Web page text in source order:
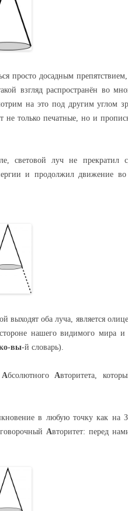
просто досадным
взгляд распространён во
на это под другим углом
не только печатные, но и
световой луч не прекратил
и продолжил движение
выходят оба луча, является
нашего видимого мира и
вы-й словарь).
АбсолютногоАвторитета,
в любую точку как на
Авторитет: перед